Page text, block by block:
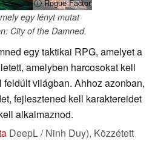
ⓘ Rogue Factor
egy lényt mutat
City of the Damned.
egy taktikai RPG, amelyet a
amelyben harcosokat kell
világban. Ahhoz azonban,
fejlesztened kell karaktereidet
alkalmaznod.
DeepL / Ninh Duy), Közzétett